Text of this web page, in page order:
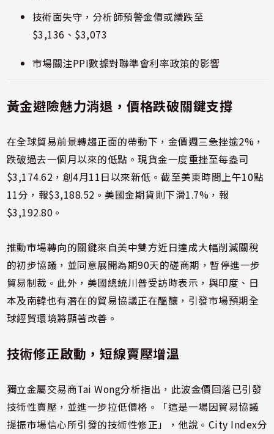
技術面失守，分析師預警金價或續跌至
$3,136、$3,073
市場關注PPI數據對聯準會利率政策的影響
黃金避險魅力消退，價格跌破關鍵支撐
在全球貿易前景轉趨正面的帶動下，金價週三急挫逾2%，
跌破過去一個月以來的低點。現貨金一度重挫至每盎司
$3,174.62，創4月11日以來新低。截至美東時間上午10點
11分，報$3,188.52。美國金期貨則下滑1.7%，報
$3,192.80。
推動市場轉向的關鍵來自美中雙方近日達成大幅削減關稅
的初步協議，並同意展開為期90天的磋商期，暫停進一步
貿易制裁。此外，美國總統川普受訪時表示，與印度、日
本及南韓也有潛在的貿易協議正在醞釀，引發市場預期全
球經貿環境將顯著改善。
技術修正啟動，短線賣壓增溫
獨立金屬交易商Tai Wong分析指出，此波金價回落已引發
技術性賣壓，並進一步拉低價格。「這是一場因貿易協議
提振市場信心所引發的技術性修正」，他說。City Index分